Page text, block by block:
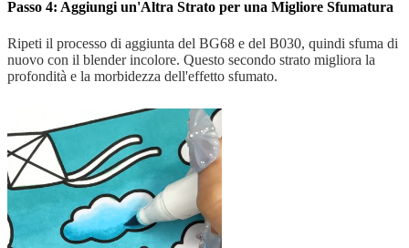
Passo 4: Aggiungi un'Altra Strato per una Migliore Sfumatura
Ripeti il processo di aggiunta del BG68 e del B030, quindi sfuma di
nuovo con il blender incolore. Questo secondo strato migliora la
profondità e la morbidezza dell'effetto sfumato.